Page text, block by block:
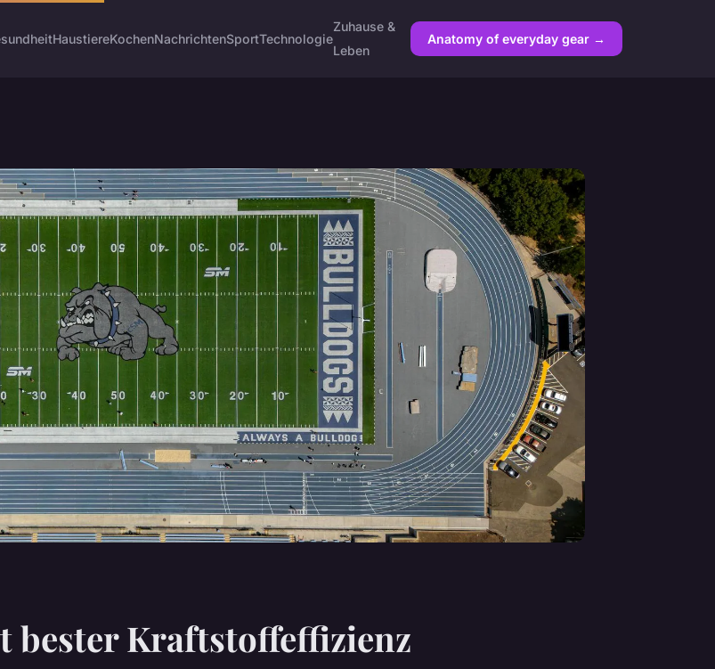
HaustiereKochenNachrichtenSportTechnologie
Zuhause &
Leben
Anatomy of everyday gear →
bester Kraftstoffeffizienz